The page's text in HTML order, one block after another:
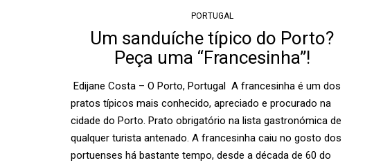
PORTUGAL
Um sanduíche típico do Porto?
Peça uma “Francesinha”!
Edijane Costa – O Porto, Portugal A francesinha é um dos
pratos típicos mais conhecido, apreciado e procurado na
cidade do Porto. Prato obrigatório na lista gastronómica de
qualquer turista antenado. A francesinha caiu no gosto dos
portuenses há bastante tempo, desde a década de 60 do